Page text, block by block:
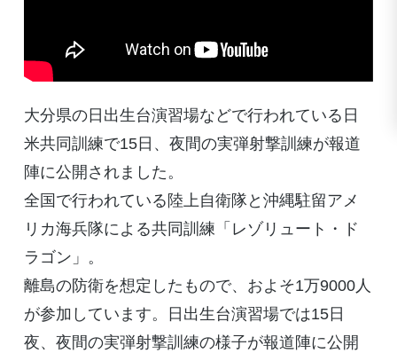
大分県の日出生台演習場などで行われている日
米共同訓練で15日、夜間の実弾射撃訓練が報道
陣に公開されました。
全国で行われている陸上自衛隊と沖縄駐留アメ
リカ海兵隊による共同訓練「レゾリュート・ド
ラゴン」。
離島の防衛を想定したもので、およそ1万9000人
が参加しています。日出生台演習場では15日
夜、夜間の実弾射撃訓練の様子が報道陣に公開